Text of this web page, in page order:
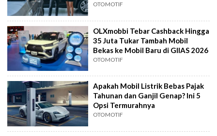
OTOMOTIF
OLXmobbi Tebar Cashback Hingga
35 Juta Tukar Tambah Mobil
Bekas ke Mobil Baru di GIIAS 2026
OTOMOTIF
Apakah Mobil Listrik Bebas Pajak
Tahunan dan Ganjil Genap? Ini 5
Opsi Termurahnya
OTOMOTIF